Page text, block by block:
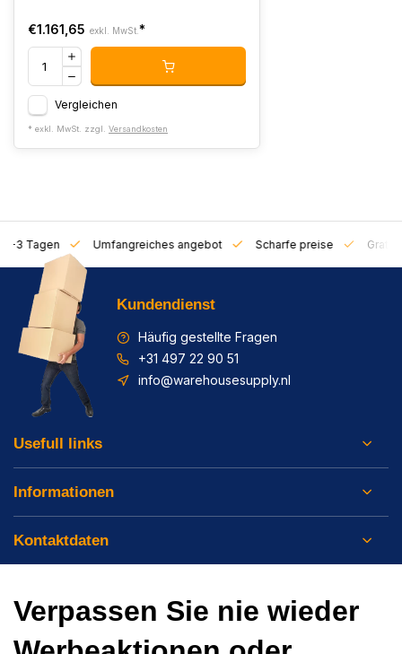
€1.161,65 exkl. MwSt. *
Vergleichen
* exkl. MwSt. zzgl. Versandkosten
1-3 Tagen Umfangreiches angebot Scharfe preise Gratis
Kundendienst
Häufig gestellte Fragen
+31 497 22 90 51
info@warehousesupply.nl
Usefull links
Informationen
Kontaktdaten
Verpassen Sie nie wieder